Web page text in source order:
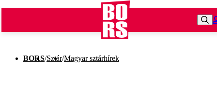
BORS/Sztár/Magyar sztárhírek